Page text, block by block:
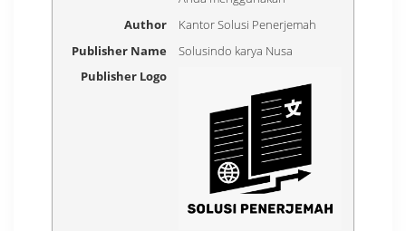
Author
Kantor Solusi Penerjemah
Publisher Name
Solusindo karya Nusa
Publisher Logo